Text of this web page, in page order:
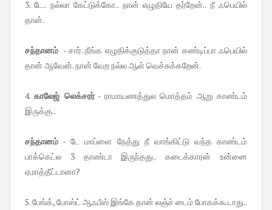
3. டே.. நல்லா கேட்டுக்கோ.. நான் எழுதியே தர்றேன்.. நீ ஃபெயில்
தான்.
சந்தானம் - சார்..நீங்க எழுதிக்குடுத்தா நான் கண்டிப்பா ஃபெயில்
தான் ஆவேன். நான் வேற நல்ல ஆள் வெச்சுக்கறேன்.
4.காலேஜ் லெக்சரர்- ராமாயணத்துல மொத்தம் ஆறு காண்டம்
இருக்கு..
சந்தானம் - டே மாப்ளை நேத்து நீ வாங்கிட்டு வந்த காண்டம்
பாக்கெட்ல 3 தாண்டா இருந்தது.. கடைக்காரன் உன்னை
ஏமாத்தீட்டானா?
5. பேங்க், போஸ்ட் ஆஃபீஸ் இங்கே தான் லஞ்ச் டைம் போகக்கூடாது..